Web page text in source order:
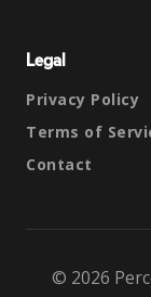
Legal
Privacy Policy
Terms of
Contact
© 2026